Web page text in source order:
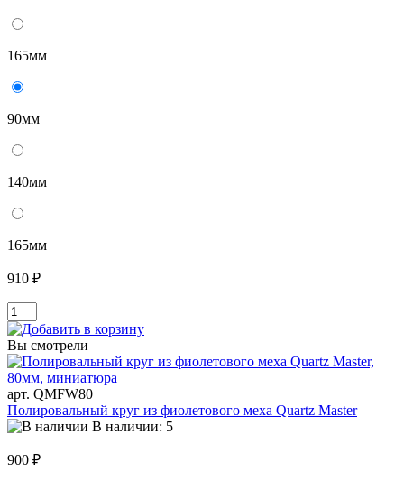
165мм
90мм
140мм
165мм
910 ₽
Вы смотрели
арт. QMFW80
Полировальный круг из фиолетового меха Quartz Master
В наличии: 5
900 ₽